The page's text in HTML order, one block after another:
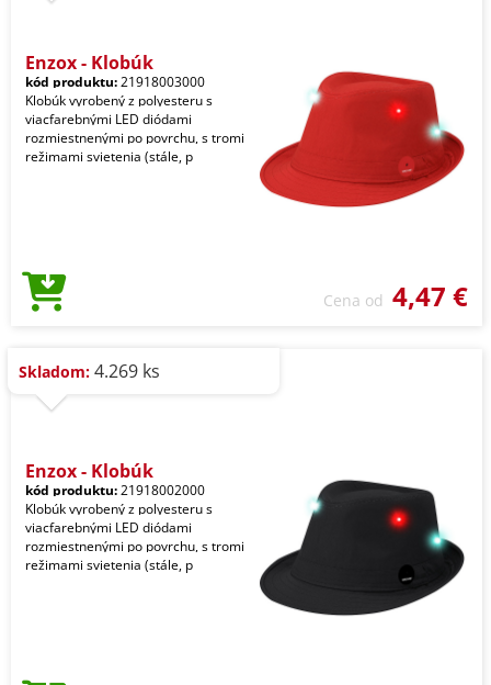
Enzox - Klobúk
kód produktu:21918003000
Klobúk vyrobený z polyesteru s
viacfarebnými LED diódami
rozmiestnenými po povrchu, s tromi
režimami svietenia (stále, p
Cena od 4,47 €
Skladom: 4.269 ks
Enzox - Klobúk
kód produktu:21918002000
Klobúk vyrobený z polyesteru s
viacfarebnými LED diódami
rozmiestnenými po povrchu, s tromi
režimami svietenia (stále, p